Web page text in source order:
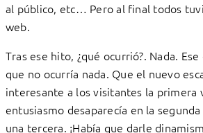
al público, etc… Pero al final todos
web.
Tras ese hito, ¿qué ocurrió?. Nada.
que no ocurría nada. Que el nuevo
interesante a los visitantes la primera
entusiasmo desaparecía en la
una tercera. ¡Había que darle